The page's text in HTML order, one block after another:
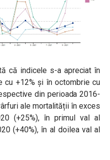
că indicele s-a apreciat în
cu +12% și în octombrie cu
din perioada 2016-
ale mortalității în exces
(+25%), în primul val al
(+40%), în al doilea val al